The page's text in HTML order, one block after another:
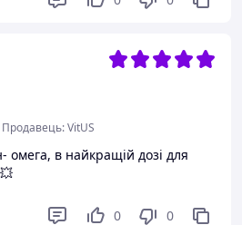
Продавець: VitUS
омега, в найкращій дозі для
0 0